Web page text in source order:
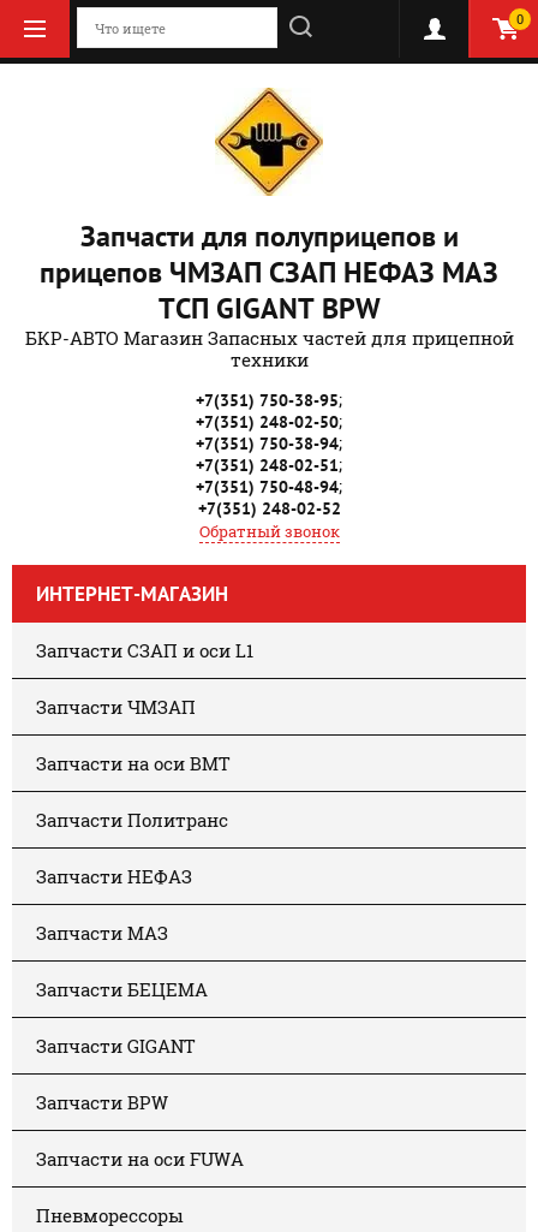
0
Запчасти для полуприцепов и
прицепов ЧМЗАП СЗАП НЕФАЗ МАЗ
ТСП GIGANT BPW
БКР-АВТО Магазин Запасных частей для прицепной
техники
+7(351) 750-38-95;
+7(351) 248-02-50;
+7(351) 750-38-94;
+7(351) 248-02-51;
+7(351) 750-48-94;
+7(351) 248-02-52
Обратный звонок
ИНТЕРНЕТ-МАГАЗИН
Запчасти СЗАП и оси L1
Запчасти ЧМЗАП
Запчасти на оси BMT
Запчасти Политранс
Запчасти НЕФАЗ
Запчасти МАЗ
Запчасти БЕЦЕМА
Запчасти GIGANT
Запчасти BPW
Запчасти на оси FUWA
Пневморессоры